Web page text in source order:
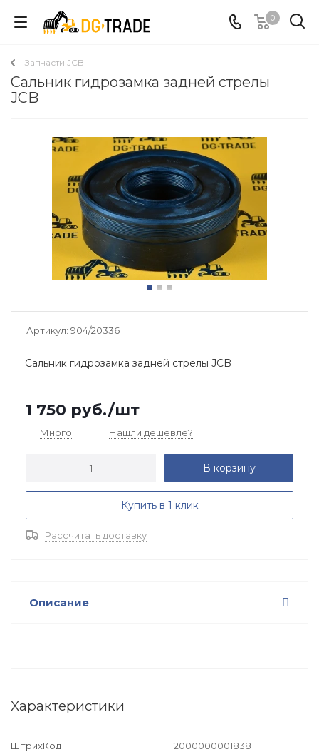
0
Запчасти JCB
Сальник гидрозамка задней стрелы
JCB
Артикул: 904/20336
Сальник гидрозамка задней стрелы JCB
1 750 руб./шт
Много Нашли дешевле?
В корзину
Купить в 1 клик
Рассчитать доставку
Описание
Характеристики
ШтрихКод
2000000001838